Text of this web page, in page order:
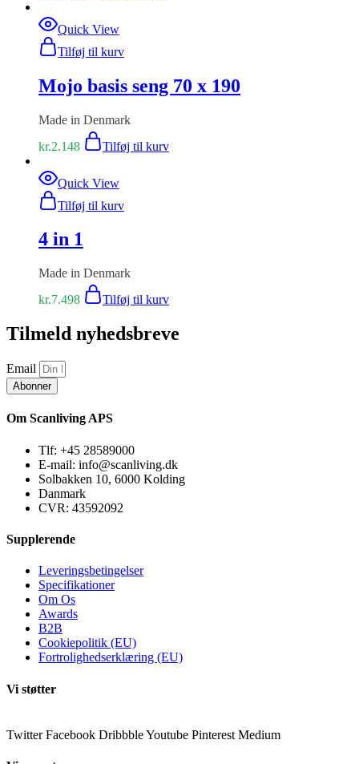
Quick View
Tilføj til kurv
Mojo basis seng 70 x 190
Made in Denmark
kr.2.148 Tilføj til kurv
Quick View
Tilføj til kurv
4 in 1
Made in Denmark
kr.7.498 Tilføj til kurv
Tilmeld nyhedsbreve
Email
Abonner
Om Scanliving APS
Tlf: +45 28589000
E-mail: info@scanliving.dk
Solbakken 10, 6000 Kolding
Danmark
CVR: 43592092
Supplerende
Leveringsbetingelser
Specifikationer
Om Os
Awards
B2B
Cookiepolitik (EU)
Fortrolighedserklæring (EU)
Vi støtter
Twitter Facebook DribbbleYoutube Pinterest Medium